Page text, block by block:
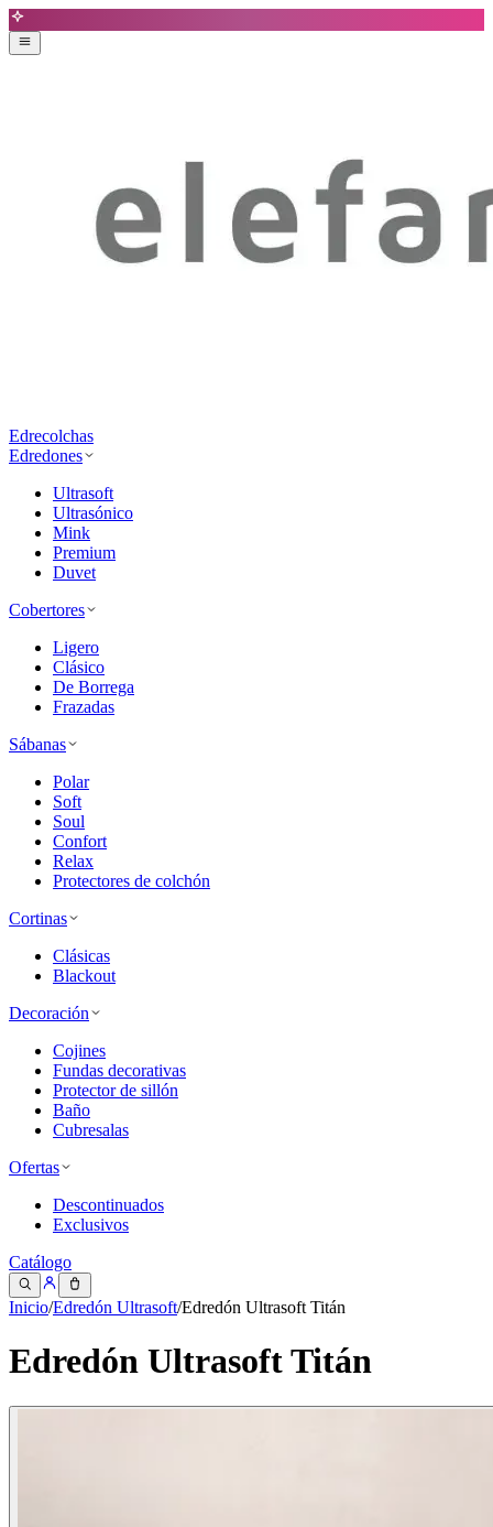
Edrecolchas
Edredones
Ultrasoft
Ultrasónico
Mink
Premium
Duvet
Cobertores
Ligero
Clásico
De Borrega
Frazadas
Sábanas
Polar
Soft
Soul
Confort
Relax
Protectores de colchón
Cortinas
Clásicas
Blackout
Decoración
Cojines
Fundas decorativas
Protector de sillón
Baño
Cubresalas
Ofertas
Descontinuados
Exclusivos
Catálogo
Inicio/Edredón Ultrasoft/Edredón Ultrasoft Titán
Edredón Ultrasoft Titán